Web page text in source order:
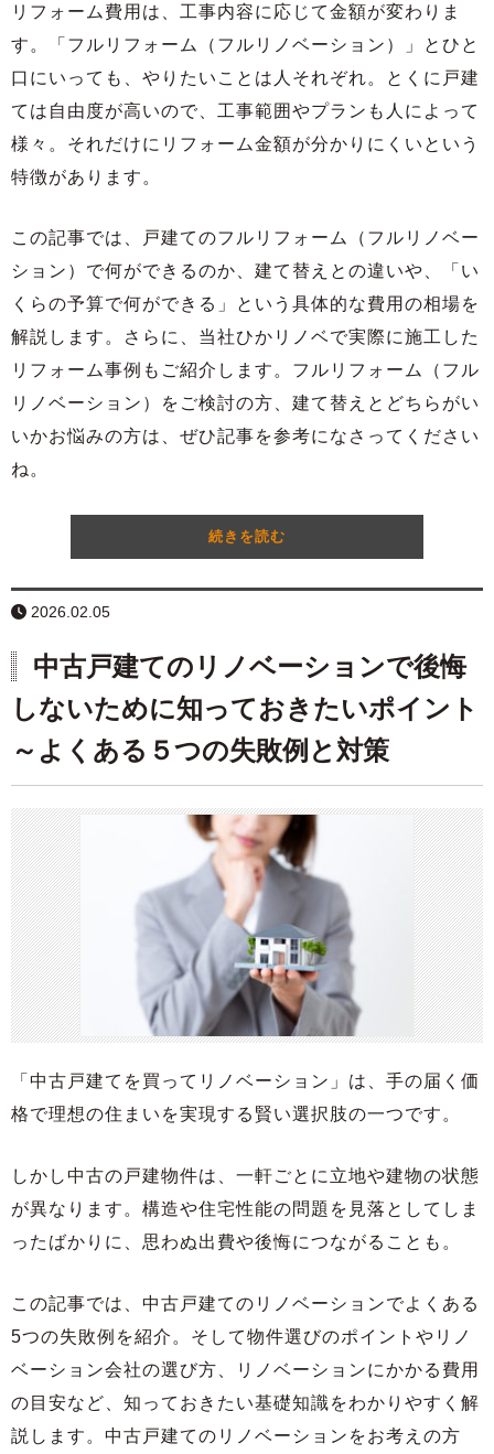
リフォーム費用は、工事内容に応じて金額が変わりま
す。「フルリフォーム（フルリノベーション）」とひと
口にいっても、やりたいことは人それぞれ。とくに戸建
ては自由度が高いので、工事範囲やプランも人によって
様々。それだけにリフォーム金額が分かりにくいという
特徴があります。
この記事では、戸建てのフルリフォーム（フルリノベー
ション）で何ができるのか、建て替えとの違いや、「い
くらの予算で何ができる」という具体的な費用の相場を
解説します。さらに、当社ひかリノベで実際に施工した
リフォーム事例もご紹介します。フルリフォーム（フル
リノベーション）をご検討の方、建て替えとどちらがい
いかお悩みの方は、ぜひ記事を参考になさってください
ね。
続きを読む
2026.02.05
中古戸建てのリノベーションで後悔
しないために知っておきたいポイント
～よくある５つの失敗例と対策
「中古戸建てを買ってリノベーション」は、手の届く価
格で理想の住まいを実現する賢い選択肢の一つです。
しかし中古の戸建物件は、一軒ごとに立地や建物の状態
が異なります。構造や住宅性能の問題を見落としてしま
ったばかりに、思わぬ出費や後悔につながることも。
この記事では、中古戸建てのリノベーションでよくある
5つの失敗例を紹介。そして物件選びのポイントやリノ
ベーション会社の選び方、リノベーションにかかる費用
の目安など、知っておきたい基礎知識をわかりやすく解
説します。中古戸建てのリノベーションをお考えの方